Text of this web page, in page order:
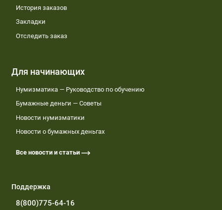
История заказов
Закладки
Отследить заказ
Для начинающих
Нумизматика — Руководство по обучению
Бумажные деньги — Советы
Новости нумизматики
Новости о бумажных деньгах
Все новости и статьи
Поддержка
8(800)775-64-16